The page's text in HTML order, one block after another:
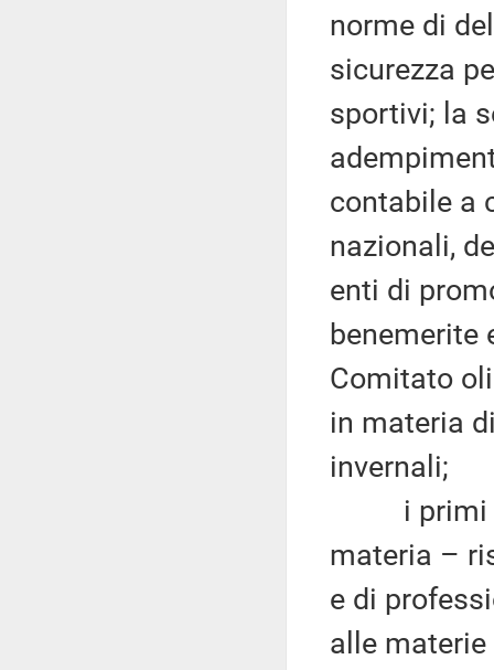
norme di
sicurezza
sportivi; la
contabile a
nazionali,
enti di
benemerite
Comitato
in materia
invernali;
i primi
materia –
e di
alle